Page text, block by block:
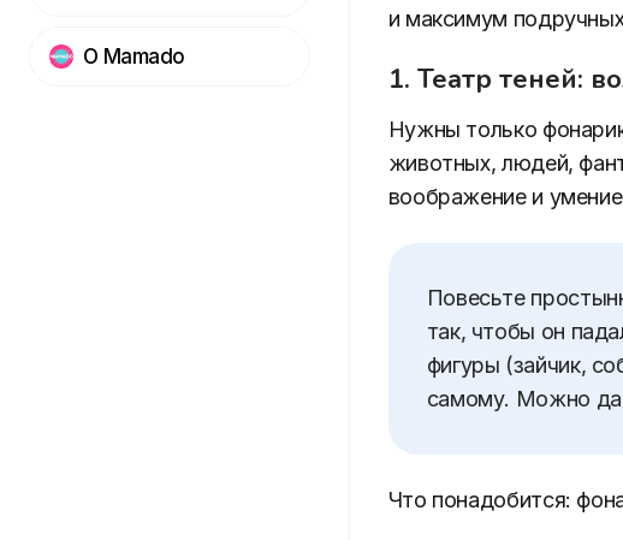
О Mamado
и максимум
1. Театр теней:
Нужны только
животных, людей,
воображение и
Повесьте
так, чтобы он
фигуры (зайчик,
самому. Можно
Что понадобится: